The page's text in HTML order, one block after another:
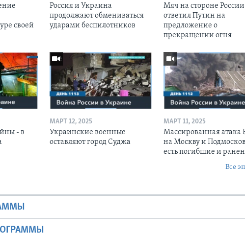
своей
Россия и Украина
продолжают обмениваться
ударами беспилотников
Мяч на стороне
ответил Путин на
предложение о
прекращении огня
- в
МАРТ 12, 2025
Украинские военные
оставляют город Суджа
МАРТ 11, 2025
Массированная атака
на Москву и
есть погибшие и
Все